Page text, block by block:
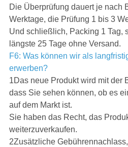
Die Überprüfung dauert je nach
Werktage, die Prüfung 1 bis 3
Und schließlich, Packing 1 Tag,
längste 25 Tage ohne Versand.
F6: Was können wir als
erwerben?
1Das neue Produkt wird mit der
dass Sie sehen können, ob es
auf dem Markt ist.
Sie haben das Recht, das
weiterzuverkaufen.
2Zusätzliche